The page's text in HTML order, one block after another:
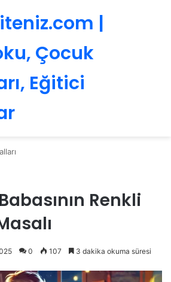
|
Çocuk
Eğitici
Renkli
0 107 3 dakika okuma süresi